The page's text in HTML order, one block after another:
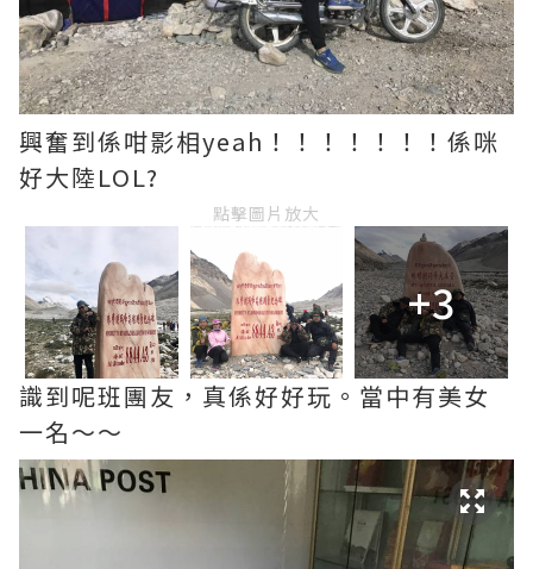
興奮到係咁影相yeah！！！！！！！係咪
好大陸LOL?
點擊圖片放大
+3
識到呢班團友，真係好好玩。當中有美女
一名～～